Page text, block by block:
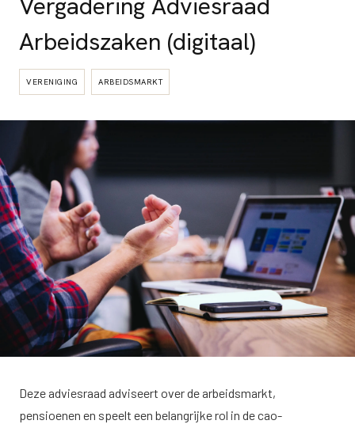
Arbeidszaken (digitaal)
VERENIGING ARBEIDSMARKT
Deze adviesraad adviseert over de arbeidsmarkt,
pensioenen en speelt een belangrijke rol in de cao-